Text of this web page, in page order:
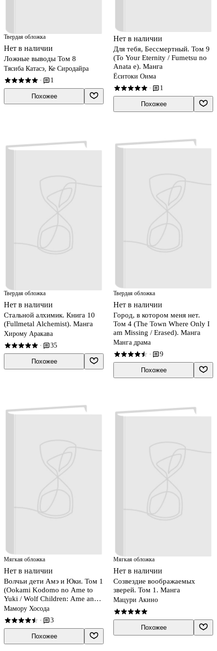
Твердая обложка
Нет в наличии
Ложные выводы Том 8
Тясиба Катасэ, Ке Сиродайра
· 1
Похожее
Нет в наличии
Для тебя, Бессмертный. Том 9
(To Your Eternity / Fumetsu no
Anata e). Манга
Ёситоки Оима
· 1
Похожее
Твердая обложка
Нет в наличии
Стальной алхимик. Книга 10
(Fullmetal Alchemist). Манга
Хирому Аракава
· 35
Похожее
Твердая обложка
Нет в наличии
Город, в котором меня нет.
Том 4 (The Town Where Only I
am Missing / Erased). Манга
Манга драма
· 9
Похожее
Мягкая обложка
Нет в наличии
Волчьи дети Амэ и Юки. Том 1
(Ookami Kodomo no Ame to
Yuki / Wolf Children: Ame and
Yuki). Манга
Мамору Хосода
· 3
Похожее
Мягкая обложка
Нет в наличии
Созвездие воображаемых
зверей. Том 1. Манга
Мацури Акино
Похожее